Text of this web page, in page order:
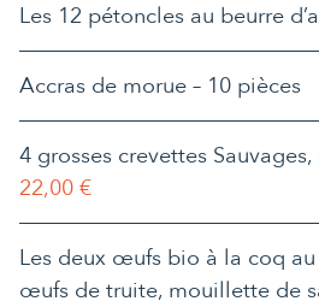
Les 12 pétoncles au beurre
Accras de morue – 10 pièces
4 grosses crevettes
22,00 €
Les deux œufs bio à la coq
œufs de truite, mouillette de